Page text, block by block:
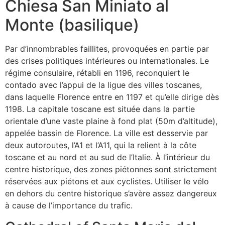
Chiesa San Miniato al
Monte (basilique)
Par d’innombrables faillites, provoquées en partie par
des crises politiques intérieures ou internationales. Le
régime consulaire, rétabli en 1196, reconquiert le
contado avec l’appui de la ligue des villes toscanes,
dans laquelle Florence entre en 1197 et qu’elle dirige dès
1198. La capitale toscane est située dans la partie
orientale d’une vaste plaine à fond plat (50m d’altitude),
appelée bassin de Florence. La ville est desservie par
deux autoroutes, l’A1 et l’A11, qui la relient à la côte
toscane et au nord et au sud de l’Italie. À l’intérieur du
centre historique, des zones piétonnes sont strictement
réservées aux piétons et aux cyclistes. Utiliser le vélo
en dehors du centre historique s’avère assez dangereux
à cause de l’importance du trafic.